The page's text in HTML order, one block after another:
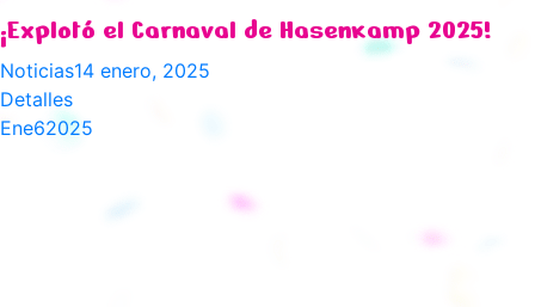
¡Explotó el Carnaval de Hasenkamp 2025!
Noticias14 enero, 2025
Detalles
Ene62025